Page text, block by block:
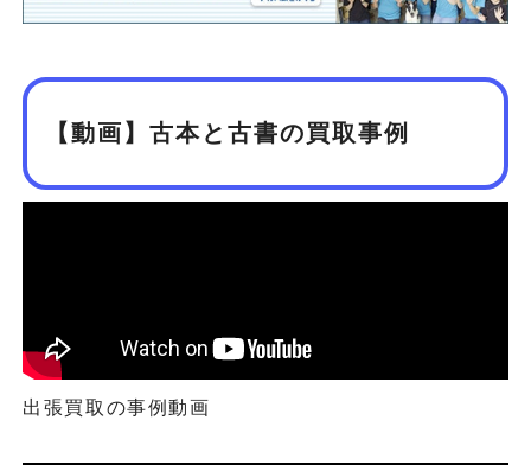
【動画】古本と古書の買取事例
出張買取の事例動画